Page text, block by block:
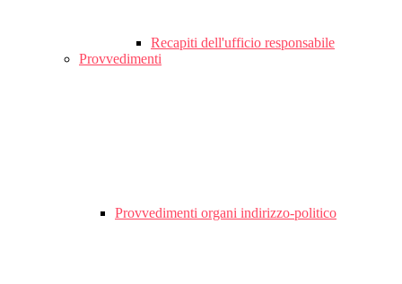
Recapiti dell'ufficio responsabile
Provvedimenti
Provvedimenti organi indirizzo-politico